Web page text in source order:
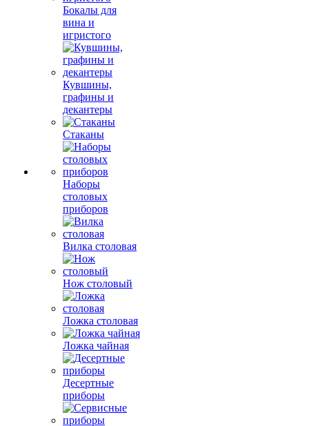
Бокалы для
вина и
игристого
Кувшины,
графины и
декантеры
Стаканы
Наборы
столовых
приборов
Вилка столовая
Нож столовый
Ложка столовая
Ложка чайная
Десертные
приборы